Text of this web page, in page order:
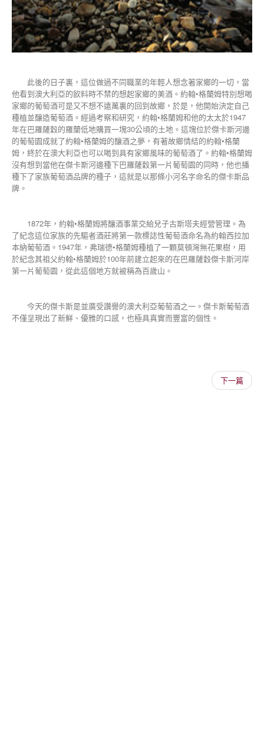
此後的日子裏，這位做過不同職業的年輕人想念著家鄉的一切，當
他看到澳大利亞的飲料時不禁的想起家鄉的美酒。約翰•格蘭姆特別想喝
家鄉的葡萄酒可是又不想不遠萬裏的回到故鄉，於是，他開始決定自己
種植並釀造葡萄酒。經過考察和研究，約翰•格蘭姆和他的太太於1947
年在巴羅薩穀的羅蘭低地購買一塊30公頃的土地。這塊位於傑卡斯河邊
的葡萄園成就了約翰•格蘭姆的釀酒之夢，有著故鄉情結的約翰•格蘭
姆，終於在澳大利亞也可以喝到具有家鄉風味的葡萄酒了。約翰•格蘭姆
沒有想到當他在傑卡斯河邊種下巴羅薩穀第一片葡萄園的同時，他也播
種下了家族葡萄酒品牌的種子，這就是以那條小河名字命名的傑卡斯品
牌。
1872年，約翰•格蘭姆將釀酒事業交給兒子古斯塔夫經營管理。為
了紀念這位家族的先驅者酒莊將第一款標誌性葡萄酒命名為約翰西拉加
本納葡萄酒。1947年，弗瑞德•格蘭姆種植了一顆莫頓灣無花果樹，用
於紀念其祖父約翰•格蘭姆於100年前建立起來的在巴羅薩穀傑卡斯河岸
第一片葡萄園，從此這個地方就被稱為百歲山。
今天的傑卡斯是並廣受讚譽的澳大利亞葡萄酒之一。傑卡斯葡萄酒
不僅呈現出了新鮮、優雅的口感，也極具真實而豐富的個性。
下一篇